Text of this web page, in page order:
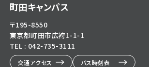
町田キャンパス
〒195-8550
東京都町田市広袴1-1-1
TEL : 042-735-3111
交通アクセス バス時刻表